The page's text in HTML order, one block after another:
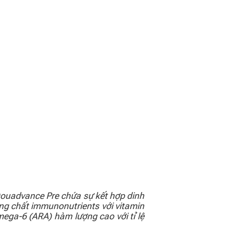
Pre chứa sự kết hợp dinh
chất immunonutrients với vitamin
6 (ARA) hàm lượng cao với tỉ lệ